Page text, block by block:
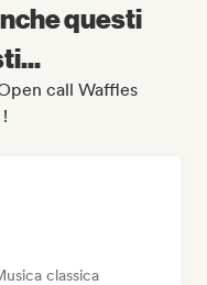
questi
call Waffles
classica